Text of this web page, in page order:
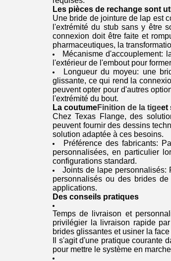
Les pièces de rechange sont
Une bride de jointure de lap est
l'extrémité du stub sans y être
connexion doit être faite et
pharmaceutiques, la
Mécanisme d'accouplement:
l'extérieur de l'embout pour
Longueur du moyeu: une
glissante, ce qui rend la
peuvent opter pour d'autres
l'extrémité du bout.
La coutumeFinition de la tigeet
Chez Texas Flange, des
peuvent fournir des dessins
solution adaptée à ces besoins.
Préférence des fabricants:
personnalisées, en particulier
configurations standard.
Joints de lape personnalisés:
personnalisés ou des brides
applications.
Des conseils pratiques
Temps de livraison et
privilégier la livraison rapide
brides glissantes et usiner la
Il s'agit d'une pratique courante
pour mettre le système en